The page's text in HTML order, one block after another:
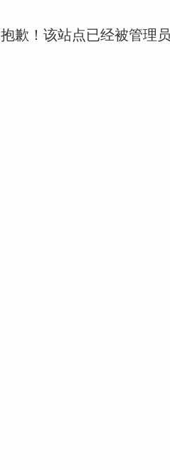
抱歉！该站点已经被管理